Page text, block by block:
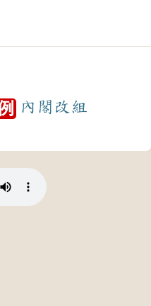
內閣 改組